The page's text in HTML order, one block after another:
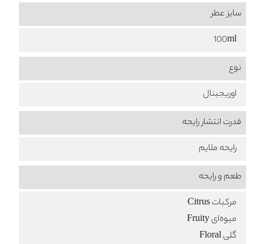
سایز عطر
100ml
نوع
اوریجینال
قدرت انتشار رایحه
رایحه ملایم
طعم‌ و رایحه
مرکبات Citrus
میوه‌ای Fruity
گلی Floral